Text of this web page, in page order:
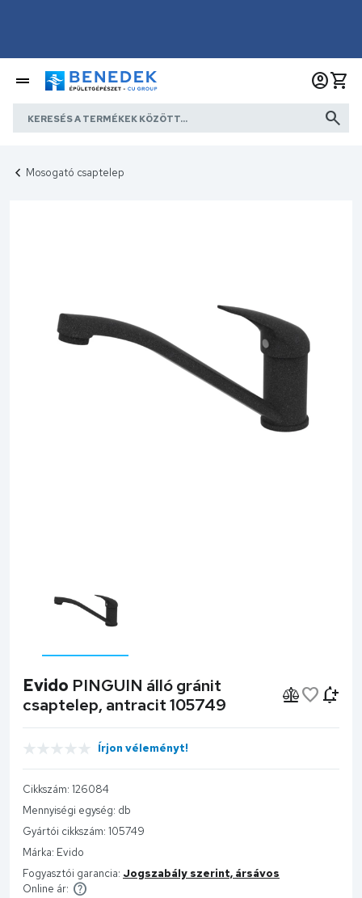
Mosogató csaptelep
Evido PINGUIN álló gránit
csaptelep, antracit 105749
Írjon véleményt!
Cikkszám: 126084
Mennyiségi egység: db
Gyártói cikkszám: 105749
Márka: Evido
Fogyasztói garancia: Jogszabály szerint, ársávos
Online ár: